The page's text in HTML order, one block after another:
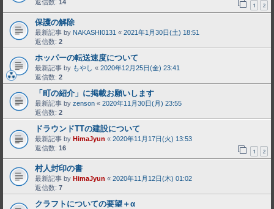
返信数: 14 1 2
保護の解除
最新記事 by NAKASHI0131 « 2021年1月30日(土) 18:51
返信数: 2
ホッパーの転送速度について
最新記事 by もやし « 2020年12月25日(金) 23:41
返信数: 2
「町の紹介」に掲載お願いします
最新記事 by zenson « 2020年11月30日(月) 23:55
返信数: 2
ドラウンドTTの建設について
最新記事 by HimaJyun « 2020年11月17日(火) 13:53
返信数: 16 1 2
村人封印の書
最新記事 by HimaJyun « 2020年11月12日(木) 01:02
返信数: 7
クラフトについての要望＋α